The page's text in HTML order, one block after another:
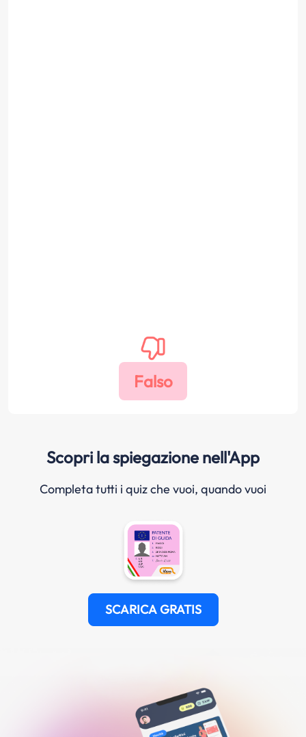
Scopri la spiegazione nell'App
Completa tutti i quiz che vuoi, quando vuoi
SCARICA GRATIS